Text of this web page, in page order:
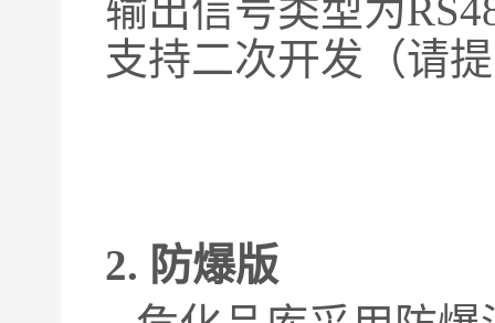
输出信号类型为
支持二次开发 （请
2. 防爆版